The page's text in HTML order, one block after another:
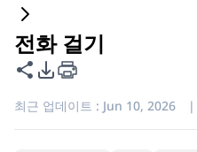
전화 걸기
이 페이지 공유
PDF 내보내기 옵션
최근 업데이트 : Jun 10, 2026 |